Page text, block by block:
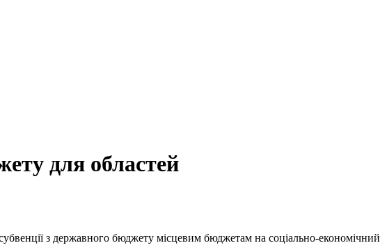
для областей
з державного бюджету місцевим бюджетам на соціально-економічний